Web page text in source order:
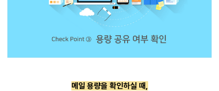
메일 용량을 확인하실 때,